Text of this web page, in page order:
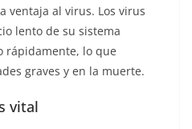
ventaja al virus. Los virus
lento de su sistema
rápidamente, lo que
graves y en la muerte.
vital